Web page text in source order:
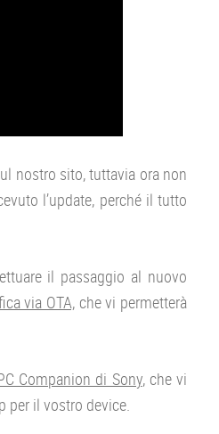
nostro sito, tuttavia ora non
l’update, perché il tutto
il passaggio al nuovo
via OTA, che vi permetterà
Companion di Sony, che vi
per il vostro device.